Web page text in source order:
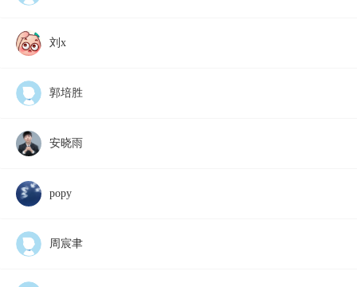
刘x
郭培胜
安晓雨
popy
周宸聿